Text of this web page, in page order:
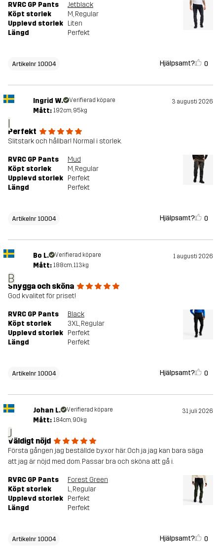
RVRC GP Pants
Jetblack
Köpt storlek
M, Regular
Upplevd storlek Liten
Längd
Perfekt
Artikelnr 10004 Hjälpsamt? 0
I
Ingrid W. Verifierad köpare 3 augusti 2026
Mått: 192cm, 95kg
Perfekt
Slitstark och hållbar! Normal i storlek.
RVRC GP Pants
Mud
Köpt storlek
M, Regular
Upplevd storlek Perfekt
Längd
Perfekt
Artikelnr 10004 Hjälpsamt? 0
B
Bo L. Verifierad köpare 1 augusti 2026
Mått: 188cm, 113kg
Snygga och sköna
God kvalitet för priset!
RVRC GP Pants
Black
Köpt storlek
3XL, Regular
Upplevd storlek Perfekt
Längd
Perfekt
Artikelnr 10004 Hjälpsamt? 0
J
Johan L. Verifierad köpare 31 juli 2026
Mått: 184cm, 90kg
Väldigt nöjd
Första gången jag beställde byxor här. Och ja jag kan bara säga
att jag är nöjd med dom. Passar bra och sköna att gå i.
RVRC GP Pants
Forest Green
Köpt storlek
L, Regular
Upplevd storlek Perfekt
Längd
Perfekt
Artikelnr 10004 Hjälpsamt? 0